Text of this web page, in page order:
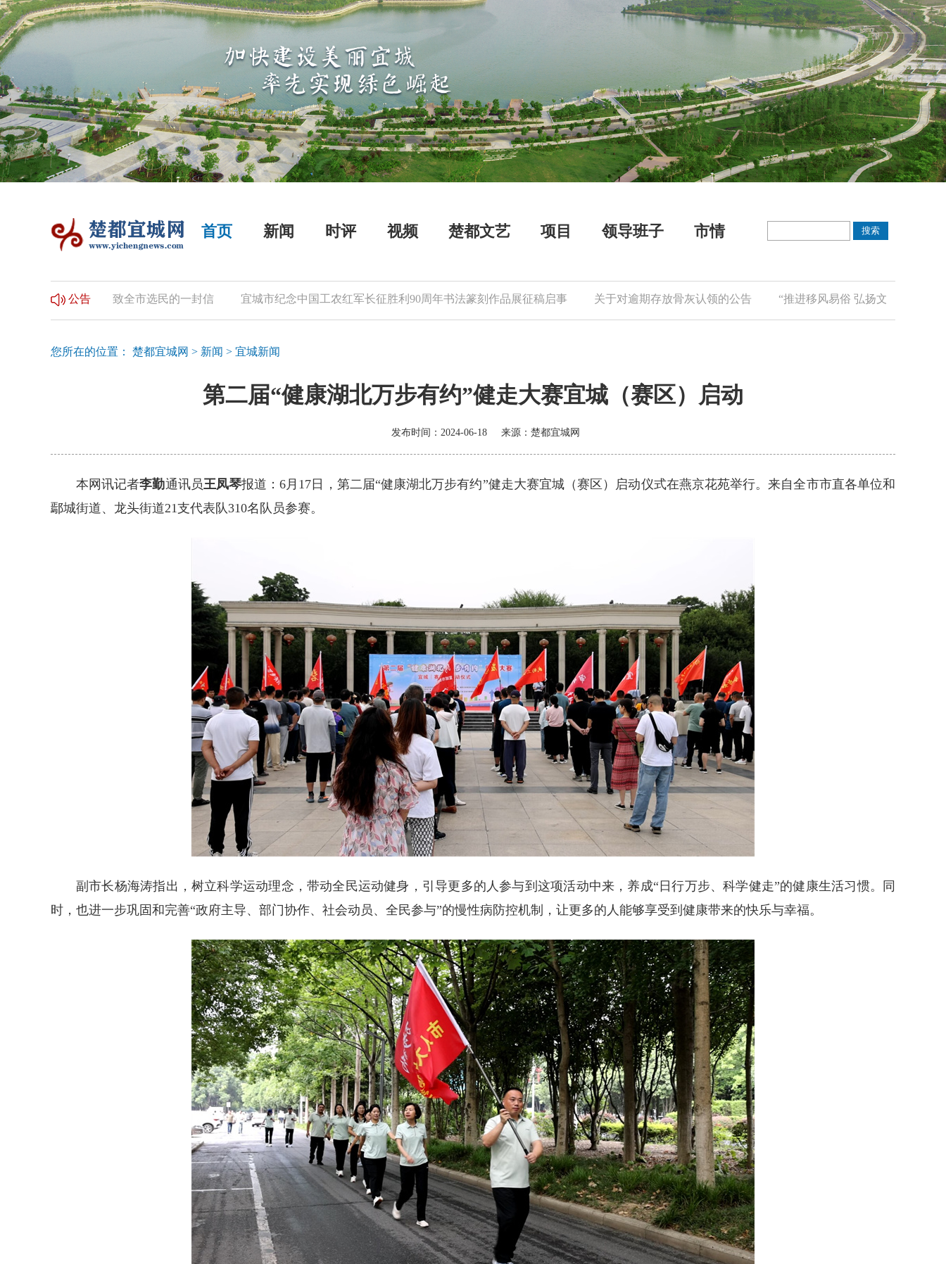
首页 新闻 时评 视频 楚都文艺 项目 领导班子 市情
公告
记的公告 致全市选民的一封信 宜城市纪念中国工农红军长征胜利90周年书法篆刻作品展征稿启事 关于对逾期存放骨灰认领的公告 “推进移风易俗 弘扬文明新风”倡议书
您所在的位置： 楚都宜城网 > 新闻 > 宜城新闻
第二届“健康湖北万步有约”健走大赛宜城（赛区）启动
发布时间：2024-06-18 来源： 楚都宜城网
本网讯记者李勤通讯员王凤琴报道：6月17日，第二届“健康湖北万步有约”健走大赛宜城（赛区）启动仪式在燕京花苑举行。来自全市市直各单位和
鄢城街道、龙头街道21支代表队310名队员参赛。
副市长杨海涛指出，树立科学运动理念，带动全民运动健身，引导更多的人参与到这项活动中来，养成“日行万步、科学健走”的健康生活习惯。同
时，也进一步巩固和完善“政府主导、部门协作、社会动员、全民参与”的慢性病防控机制，让更多的人能够享受到健康带来的快乐与幸福。